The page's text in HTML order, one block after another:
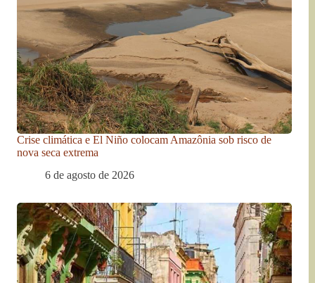
Crise climática e El Niño colocam Amazônia sob risco de
nova seca extrema
6 de agosto de 2026